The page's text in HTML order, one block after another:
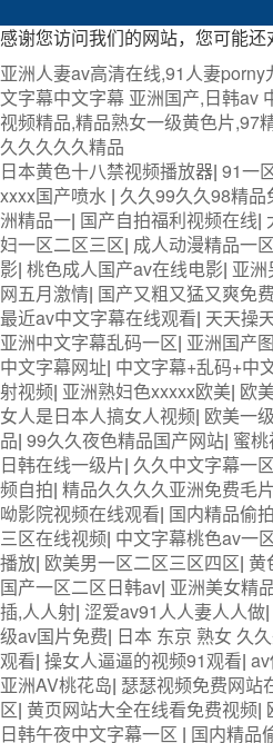
感谢您访问我们的网站，您可能还
亚洲人妻av高清在线,91人妻
文字幕中文字幕 亚洲国产,日韩av
视频精品,精品熟女一级黄色片,97
久久久久久精品
日本黄色十八禁视频播放器| 91一
xxxx国产喷水 | 久久99久久98精品
洲精品一| 国产自拍福利视频在线|
妇一区二区三区| 成人动漫精品一
影| 桃色成人国产av在线电影| 亚
网五月激情| 国产又粗又猛又爽免
最近av中文字幕在线观看| 天天操
亚洲中文字幕乱码一区| 亚洲国产
中文字幕网址| 中文字幕+乱码+中
射视频| 亚洲熟妇色xxxxx欧美| 欧
女人是日本人搞女人视频| 欧美一
品| 99久久夜色精品国产网站| 蜜
日韩在线一级片| 久久中文字幕一
频自拍| 精品久久久久亚洲免费毛片
呦影院视频在线观看| 国内精品偷
三区在线视频| 中文字幕桃色av一
播放| 欧美男一区二区三区四区| 黄
国产一区二区日韩av| 亚洲美女精
插,人人射| 涩爱av91人人妻人人做|
级av国片免费| 日本 东京 熟女 久
观看| 操女人逼逼的视频91观看|
亚洲AV桃花岛| 瑟瑟视频免费网站
区| 黄页网站大全在线看免费视频|
日韩午夜中文字幕一区 | 国内精品